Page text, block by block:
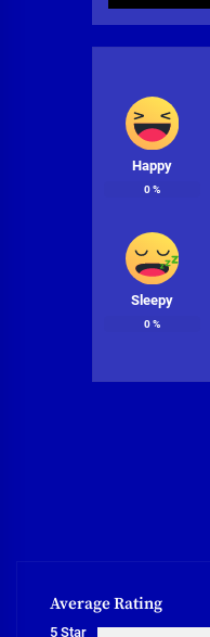
Happy
0%
Sleepy
0%
Average Rating
5 Star